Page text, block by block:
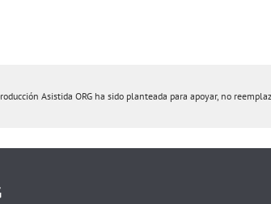
Asistida ORG ha sido planteada para apoyar, no